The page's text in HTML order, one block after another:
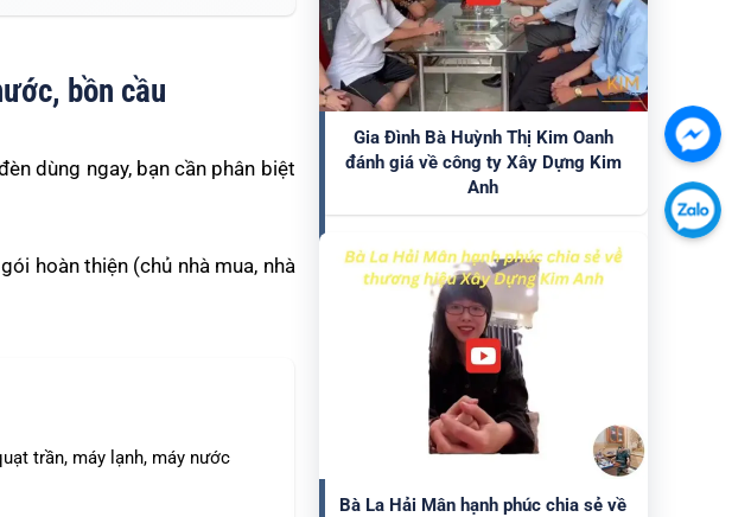
bồn cầu
dùng ngay, bạn cần phân biệt
hoàn thiện (chủ nhà mua, nhà
trần, máy lạnh, máy nước
Gia Đình Bà Huỳnh Thị Kim Oanh
đánh giá về công ty Xây Dựng Kim
Anh
Bà La Hải Mân hạnh phúc chia sẻ về
Chát
với
chúng
tôi
Chát